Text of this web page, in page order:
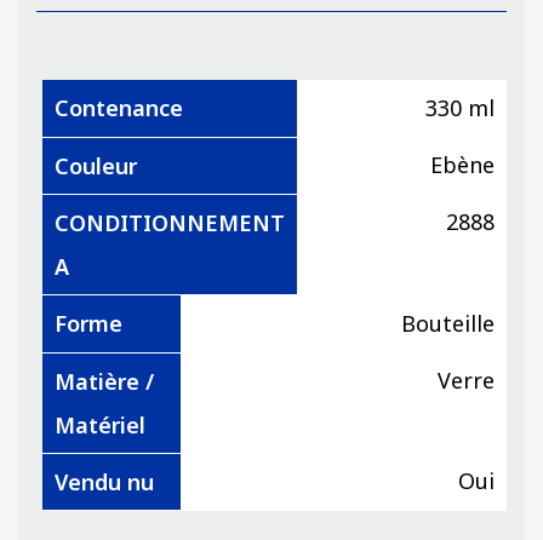
Contenance
330 ml
Couleur
Ebène
CONDITIONNEMENT
A
2888
Forme
Bouteille
Matière /
Matériel
Verre
Vendu nu Oui